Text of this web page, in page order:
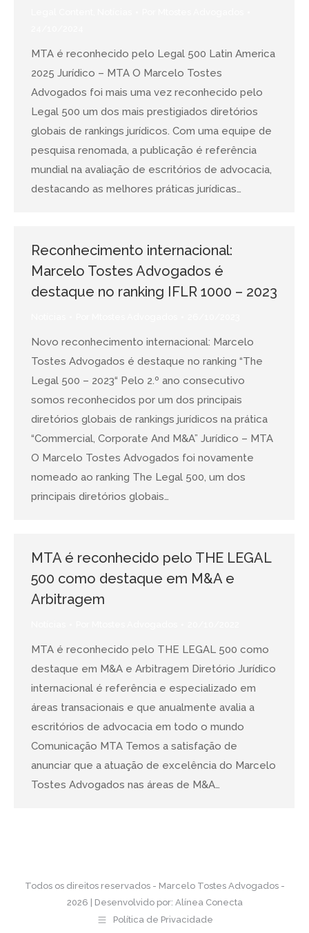
MTA é reconhecido pelo Legal 500 Latin America
2025 Jurídico – MTA O Marcelo Tostes
Advogados foi mais uma vez reconhecido pelo
Legal 500 um dos mais prestigiados diretórios
globais de rankings jurídicos. Com uma equipe de
pesquisa renomada, a publicação é referência
mundial na avaliação de escritórios de advocacia,
destacando as melhores práticas jurídicas…
Reconhecimento internacional:
Marcelo Tostes Advogados é
destaque no ranking IFLR 1000 – 2023
Novo reconhecimento internacional: Marcelo
Tostes Advogados é destaque no ranking “The
Legal 500 – 2023“ Pelo 2.º ano consecutivo
somos reconhecidos por um dos principais
diretórios globais de rankings jurídicos na prática
“Commercial, Corporate And M&A” Jurídico – MTA
O Marcelo Tostes Advogados foi novamente
nomeado ao ranking The Legal 500, um dos
principais diretórios globais…
MTA é reconhecido pelo THE LEGAL
500 como destaque em M&A e
Arbitragem
MTA é reconhecido pelo THE LEGAL 500 como
destaque em M&A e Arbitragem Diretório Jurídico
internacional é referência e especializado em
áreas transacionais e que anualmente avalia a
escritórios de advocacia em todo o mundo
Comunicação MTA Temos a satisfação de
anunciar que a atuação de excelência do Marcelo
Tostes Advogados nas áreas de M&A…
Todos os direitos reservados - Marcelo Tostes Advogados -
2026 | Desenvolvido por: Alínea Conecta
Política de Privacidade